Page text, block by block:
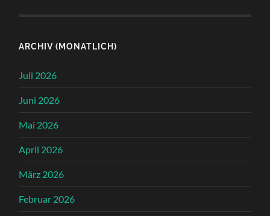
ARCHIV (MONATLICH)
Juli 2026
Juni 2026
Mai 2026
April 2026
März 2026
Februar 2026